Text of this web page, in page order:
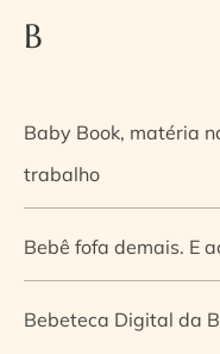
B
Baby Book, matéria
trabalho
Bebê fofa demais. E
Bebeteca Digital da